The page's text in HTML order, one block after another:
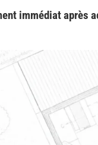
immédiat après